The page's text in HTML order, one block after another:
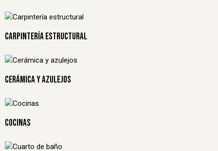
CARPINTERÍA ESTRUCTURAL
CERÁMICA Y AZULEJOS
COCINAS